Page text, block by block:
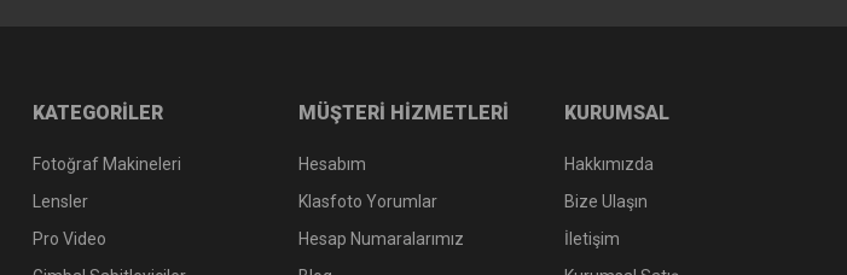
KATEGORİLER
Fotoğraf Makineleri
Lensler
Pro Video
MÜŞTERİ HİZMETLERİ
Hesabım
Klasfoto Yorumlar
Hesap Numaralarımız
KURUMSAL
Hakkımızda
Bize Ulaşın
İletişim